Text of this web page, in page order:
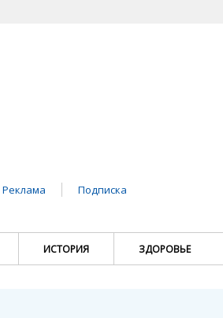
Реклама
Подписка
ИСТОРИЯ ЗДОРОВЬЕ